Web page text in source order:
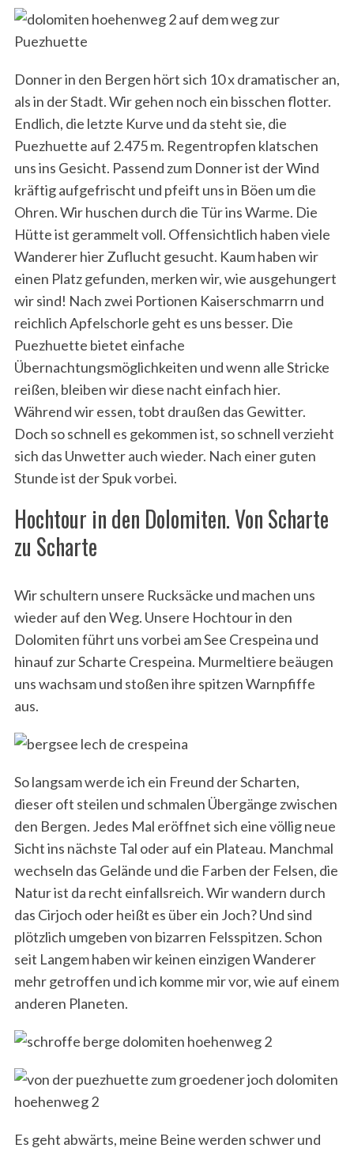
Donner in den Bergen hört sich 10 x dramatischer an,
als in der Stadt. Wir gehen noch ein bisschen flotter.
Endlich, die letzte Kurve und da steht sie, die
Puezhuette auf 2.475 m. Regentropfen klatschen
uns ins Gesicht. Passend zum Donner ist der Wind
kräftig aufgefrischt und pfeift uns in Böen um die
Ohren. Wir huschen durch die Tür ins Warme. Die
Hütte ist gerammelt voll. Offensichtlich haben viele
Wanderer hier Zuflucht gesucht. Kaum haben wir
einen Platz gefunden, merken wir, wie ausgehungert
wir sind! Nach zwei Portionen Kaiserschmarrn und
reichlich Apfelschorle geht es uns besser. Die
Puezhuette bietet einfache
Übernachtungsmöglichkeiten und wenn alle Stricke
reißen, bleiben wir diese nacht einfach hier.
Während wir essen, tobt draußen das Gewitter.
Doch so schnell es gekommen ist, so schnell verzieht
sich das Unwetter auch wieder. Nach einer guten
Stunde ist der Spuk vorbei.
Hochtour in den Dolomiten. Von Scharte
zu Scharte
Wir schultern unsere Rucksäcke und machen uns
wieder auf den Weg. Unsere Hochtour in den
Dolomiten führt uns vorbei am See Crespeina und
hinauf zur Scharte Crespeina. Murmeltiere beäugen
uns wachsam und stoßen ihre spitzen Warnpfiffe
aus.
So langsam werde ich ein Freund der Scharten,
dieser oft steilen und schmalen Übergänge zwischen
den Bergen. Jedes Mal eröffnet sich eine völlig neue
Sicht ins nächste Tal oder auf ein Plateau. Manchmal
wechseln das Gelände und die Farben der Felsen, die
Natur ist da recht einfallsreich. Wir wandern durch
das Cirjoch oder heißt es über ein Joch? Und sind
plötzlich umgeben von bizarren Felsspitzen. Schon
seit Langem haben wir keinen einzigen Wanderer
mehr getroffen und ich komme mir vor, wie auf einem
anderen Planeten.
Es geht abwärts, meine Beine werden schwer und